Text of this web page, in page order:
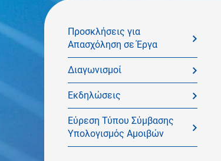
Προσκλήσεις για
Απασχόληση σε Έργα
Διαγωνισμοί
Εκδηλώσεις
Εύρεση Τύπου Σύμβασης
Υπολογισμός Αμοιβών